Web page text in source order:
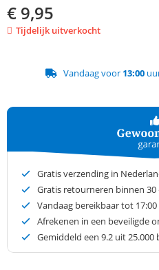
€ 9,95
Tijdelijk uitverkocht
Vandaag voor 13:00
Gratis verzending in
Gratis retourneren binnen 30
Vandaag bereikbaar tot 17:00
Afrekenen in een beveiligde
Gemiddeld een 9.2 uit 25.000